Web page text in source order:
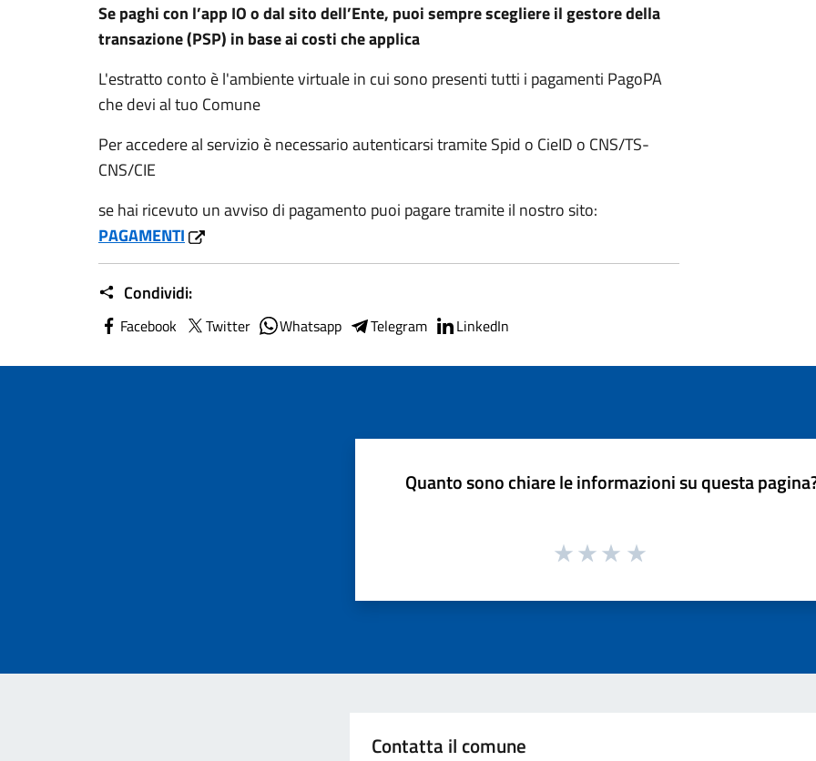
Se paghi con l’app IO o dal sito dell’Ente, puoi sempre scegliere il gestore della
transazione (PSP) in base ai costi che applica
L'estratto conto è l'ambiente virtuale in cui sono presenti tutti i pagamenti PagoPA
che devi al tuo Comune
Per accedere al servizio è necessario autenticarsi tramite Spid o CieID o CNS/TS-
CNS/CIE
se hai ricevuto un avviso di pagamento puoi pagare tramite il nostro sito:
PAGAMENTI
Condividi:
Facebook Twitter Whatsapp Telegram LinkedIn
Quanto sono chiare le informazioni su questa
Contatta il comune